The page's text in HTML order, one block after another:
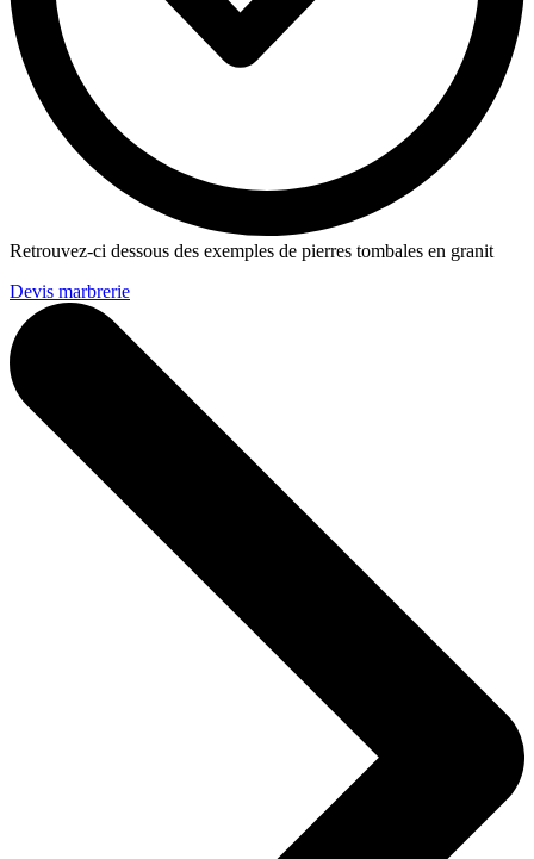
Retrouvez-ci dessous des exemples de pierres tombales en granit
Devis marbrerie